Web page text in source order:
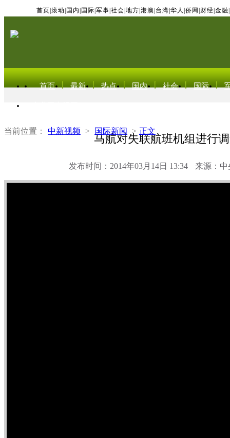
首页 滚动 国内 国际 军事 社会 地方 港澳 台湾 华人 侨网 财经 金融
首页 最新 热点 国内 社会 国际
当前位置： 中新视频 > 国际新闻 > 正文
马航对失联航班机组进行
发布时间：2014年03月14日 13:34 来源：中